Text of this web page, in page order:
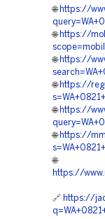
🌐 https://
🌐 https://
🌐 https://
🌐 https://
🌐 https://
🌐 https://
🌐
https://
🔗 https://